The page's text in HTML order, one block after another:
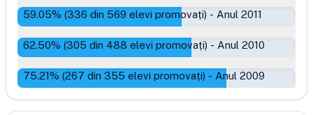
59.05% (336 din 569 elevi promovați) - Anul 2011
62.50% (305 din 488 elevi promovați) - Anul 2010
75.21% (267 din 355 elevi promovați) - Anul 2009